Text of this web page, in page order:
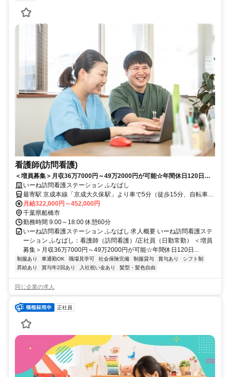
看護師(訪問看護)
＜増員募集＞月収36万7000円～49万2000円が可能☆年間休日120日！
入社祝い金10万円支給◎マイカー通勤はもちろん社用車での通勤も可
能！【船橋市・京成大久保駅・訪問看護ステーション・看護師・日勤常
勤】
いーね訪問看護ステーション ふなばし
最寄駅 京成本線「京成大久保駅」より車で5分（徒歩15分、自転車8
分） ※最寄駅から通勤の方に自転車の貸与も行っております
月給322,000円～452,000円
千葉県船橋市
勤務時間 9:00～18:00 休憩60分
いーね訪問看護ステーション ふなばし 求人概要 いーね訪問看護ステ
ーション ふなばし：看護師（訪問看護）/正社員（日勤常勤） ＜増員
募集＞月収36万7000円～49万2000円が可能☆年間休日120日...
制服あり 車通勤OK 職場見学可 社会保険完備 制服貸与 賞与あり
シフト制
昇給あり
賞与年2回あり 入社祝い金あり 髪型・髪色自由
同じ企業の求人
正社員